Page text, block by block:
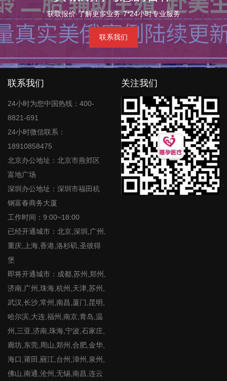
获取报价·了解更多业务·7*24小时专业服务
联系我们
联系我们
24小时为您中国热线：400-
8821-691
24小时微信联系：
18910858475
北京办公地址：北京市燕郊区
富地广场
深圳办公地址：深圳市福田杭
钢富春商务大厦
工作时间：9:00~18:00
已经开通城市：北京,深圳,广州,
重庆,上海,香港,洛杉矶,圣彼得
堡
即将开通城市：成都,苏州,郑州,
济南,广州,珠海,杭州,天津,苏州,
武汉,长沙,常州,南昌,厦门,昆明,
哈尔滨,大连,福州,南京,青岛,温
州,三亚,济南,珠海,宁波,石家庄,
廊坊,东莞,周山,郑州,合肥,金华,
海口,莆田,丽江,台州,漳州,泉州,
佛山,南通,沧州,无锡,南昌,连云
关注我们